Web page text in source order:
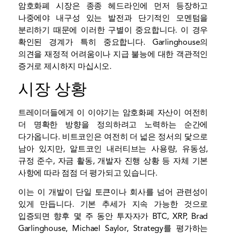
암호화폐 시장은 종종 헤드라인에 먼저 등장하고
나중에야 내구성 있는 발전과 단기적인 모멘텀을
분리하기 때문에 이러한 구별이 중요합니다. 이 경우
확인된 경계가 특히 중요합니다. Garlinghouse의
의견을 재정적 어려움이나 지급 불능에 대한 객관적인
증거로 제시하지 마십시오.
시장 상황
트레이더들에게 이 이야기는 암호화폐 자산이 여전히
더 명확한 방향을 정의하려고 노력하는 순간에
다가옵니다. 비트코인은 여전히 ​​더 넓은 정서의 닻으로
남아 있지만, 알트코인 내러티브는 사용량, 유동성,
규정 준수, 자금 활동, 개발자 진행 상황 등 자체 기본
사항에 따라 점점 더 평가되고 있습니다.
이는 이 개발이 단일 토큰이나 회사를 넘어 관련성이
있게 만듭니다. 기본 추세가 지속 가능한 것으로
입증되면 향후 몇 주 동안 투자자가 BTC, XRP, Brad
Garlinghouse, Michael Saylor, Strategy를 평가하는